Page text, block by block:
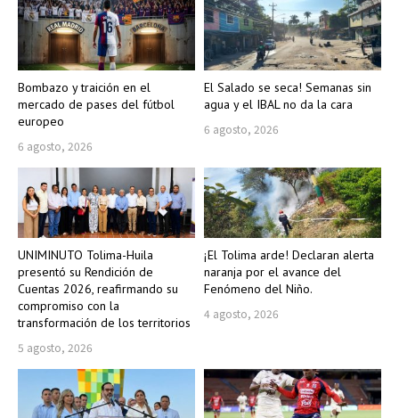
Bombazo y traición en el
mercado de pases del fútbol
europeo
6 agosto, 2026
El Salado se seca! Semanas sin
agua y el IBAL no da la cara
6 agosto, 2026
UNIMINUTO Tolima-Huila
presentó su Rendición de
Cuentas 2026, reafirmando su
compromiso con la
transformación de los territorios
5 agosto, 2026
¡El Tolima arde! Declaran alerta
naranja por el avance del
Fenómeno del Niño.
4 agosto, 2026